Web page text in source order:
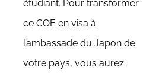
étudiant. Pour transformer
ce COE en visa à
l’ambassade du Japon de
votre pays, vous aurez